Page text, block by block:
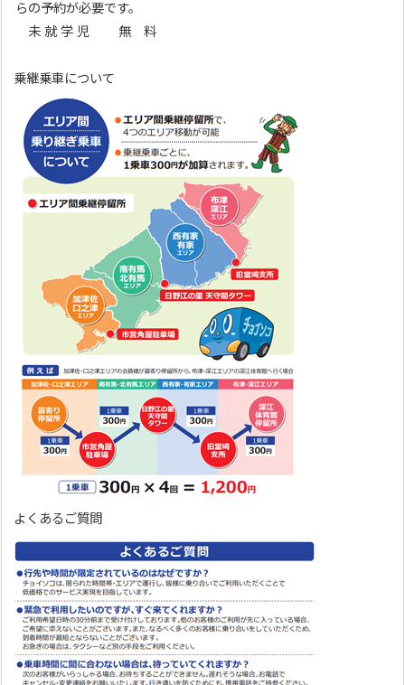
らの予約が必要です。
未 就 学 児 無 料
乗継乗車について
よくあるご質問